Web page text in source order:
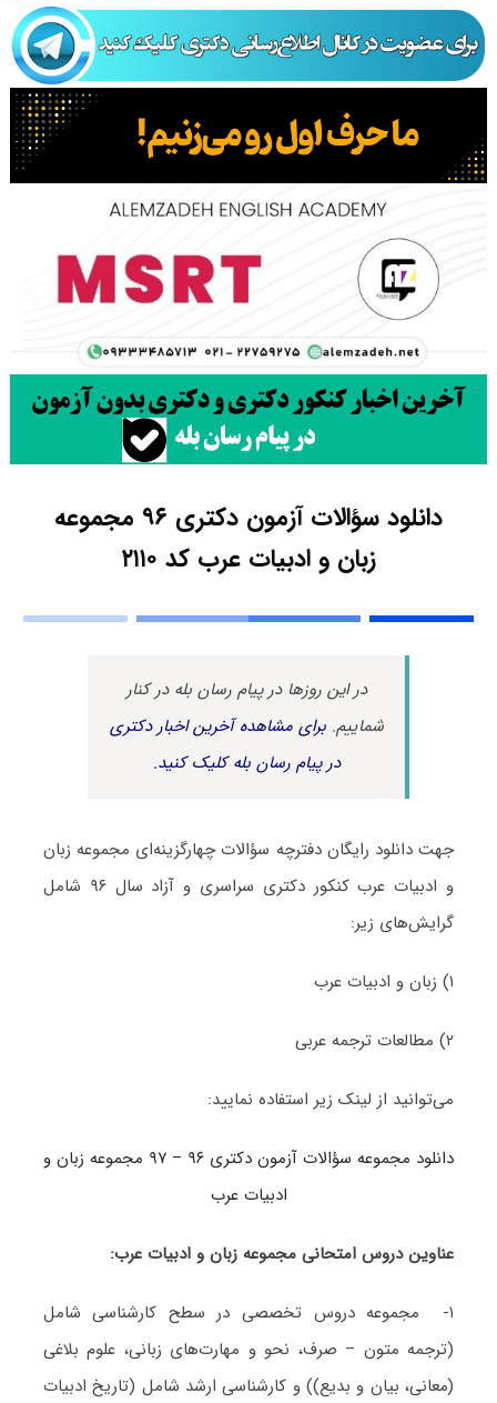
دانلود سؤالات آزمون دکتری ۹۶ مجموعه
زبان و ادبیات عرب کد ۲۱۱۰
در این روزها در پیام رسان بله در کنار
شماییم.برای مشاهده آخرین اخبار دکتری
در پیام رسان بله کلیک کنید.
جهت دانلود رایگان دفترچه سؤالات چهارگزینه‌ای مجموعه زبان
و ادبیات عرب کنکور دکتری سراسری و آزاد سال ۹۶ شامل
گرایش‌های زیر:
۱) زبان و ادبیات عرب
۲) مطالعات ترجمه عربی
می‌توانید از لینک زیر استفاده نمایید:
دانلود مجموعه سؤالات آزمون دکتری ۹۶ – ۹۷ مجموعه زبان و
ادبیات عرب
عناوین دروس امتحانی مجموعه زبان و ادبیات عرب:
۱- مجموعه دروس تخصصی در سطح کارشناسی شامل
(ترجمه متون – صرف، نحو و مهارت‌های زبانی، علوم بلاغی
(معانی، بیان و بدیع)) و کارشناسی ارشد شامل (تاریخ ادبیات